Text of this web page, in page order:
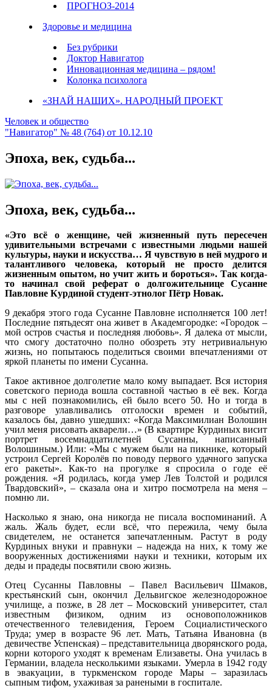
ПРОГНОЗ-2014
Здоровье и медицина
Без рубрики
Доктор Навигатор
Инновационная медицина – рядом!
Колонка психолога
«ЗНАЙ НАШИХ». НАРОДНЫЙ ПРОЕКТ
Человек и общество
"Навигатор" № 48 (764) от 10.12.10
Эпоха, век, судьба...
Эпоха, век, судьба...
«Это всё о женщине, чей жизненный путь пересечен
удивительными встречами с известными людьми нашей
культуры, науки и искусства… Я чувствую в ней мудрого и
талантливого человека, который не просто делится
жизненным опытом, но учит жить и бороться». Так когда-
то начинал свой реферат о долгожительнице Сусанне
Павловне Курдиной студент-этнолог Пётр Новак.
9 декабря этого года Сусанне Павловне исполняется 100 лет!
Последние пятьдесят она живет в Академгородке: «Городок –
мой остров счастья и последняя любовь». Я далека от мысли,
что смогу достаточно полно обозреть эту нетривиальную
жизнь, но попытаюсь поделиться своими впечатлениями от
яркой планеты по имени Сусанна.
Такое активное долголетие мало кому выпадает. Вся история
советского периода вошла составной частью в её век. Когда
мы с ней познакомились, ей было всего 50. Но и тогда в
разговоре улавливались отголоски времен и событий,
казалось бы, давно ушедших: «Когда Максимилиан Волошин
учил меня рисовать акварели…» (В квартире Курдиных висит
портрет восемнадцатилетней Сусанны, написанный
Волошиным.) Или: «Мы с мужем были на пикнике, который
устроил Сергей Королёв по поводу первого удачного запуска
его ракеты». Как-то на прогулке я спросила о годе её
рождения. «Я родилась, когда умер Лев Толстой и родился
Твардовский», – сказала она и хитро посмотрела на меня –
помню ли.
Насколько я знаю, она никогда не писала воспоминаний. А
жаль. Жаль будет, если всё, что пережила, чему была
свидетелем, не останется запечатленным. Растут в роду
Курдиных внуки и правнуки – надежда на них, к тому же
вооруженных достижениями науки и техники, которым их
деды и прадеды посвятили свою жизнь.
Отец Сусанны Павловны – Павел Васильевич Шмаков,
крестьянский сын, окончил Дельвигское железнодорожное
училище, а позже, в 28 лет – Московский университет, стал
известным физиком, одним из основоположников
отечественного телевидения, Героем Социалистического
Труда; умер в возрасте 96 лет. Мать, Татьяна Ивановна (в
девичестве Успенская) – представительница дворянского рода,
корни которого уходят к временам Елизаветы. Она училась в
Германии, владела несколькими языками. Умерла в 1942 году
в эвакуации, в туркменском городе Мары – заразилась
сыпным тифом, ухаживая за ранеными в госпитале.